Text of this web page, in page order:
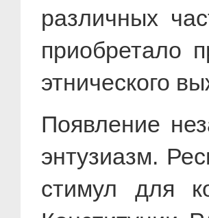
различных
приобретало
этнического
Появление
энтузиазм.
стимул для